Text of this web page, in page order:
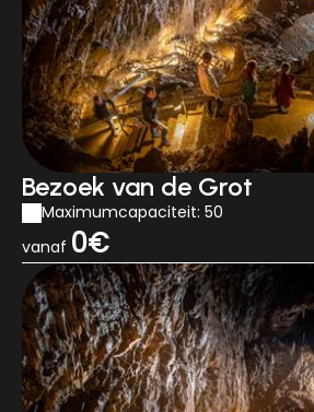
Bezoek van de Grot
Maximumcapaciteit: 50
vanaf 0€